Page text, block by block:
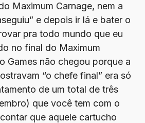
Maximum Carnage, nem a
e depois ir lá e bater o
pra todo mundo que eu
no final do Maximum
Games não chegou porque a
“o chefe final” era só
de um total de três
que você tem com o
que aquele cartucho